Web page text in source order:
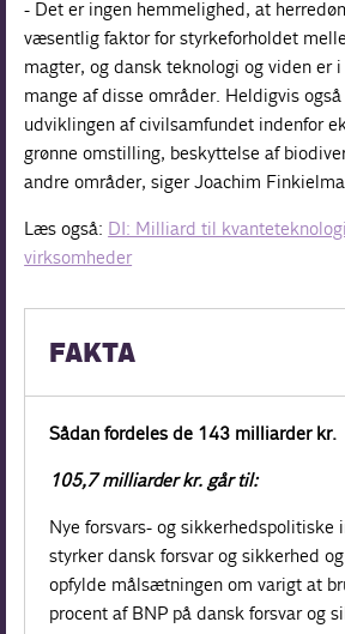
- Det er ingen hemmelighed, at
væsentlig faktor for styrkeforholdet
magter, og dansk teknologi og viden er
mange af disse områder. Heldigvis
udviklingen af civilsamfundet indenfor
grønne omstilling, beskyttelse af
andre områder, siger Joachim
Læs også: DI: Milliard til
virksomheder
FAKTA
Sådan fordeles de 143 milliarder kr.
105,7 milliarder kr. går til:
Nye forsvars- og sikkerhedspolitiske
styrker dansk forsvar og sikkerhed
opfylde målsætningen om varigt at
procent af BNP på dansk forsvar og